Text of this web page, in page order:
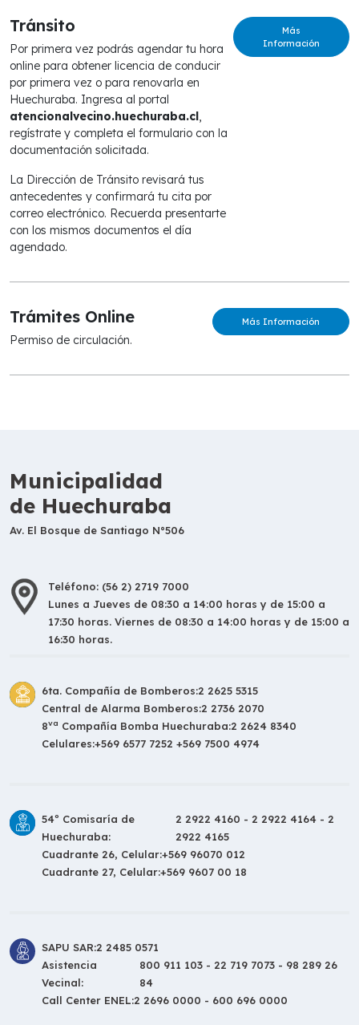
Tránsito
Por primera vez podrás agendar tu hora
online para obtener licencia de conducir
por primera vez o para renovarla en
Huechuraba. Ingresa al portal
atencionalvecino.huechuraba.cl,
regístrate y completa el formulario con la
documentación solicitada.
La Dirección de Tránsito revisará tus
antecedentes y confirmará tu cita por
correo electrónico. Recuerda presentarte
con los mismos documentos el día
agendado.
Más
Información
Trámites Online
Permiso de circulación.
Más Información
Municipalidad
de Huechuraba
Av. El Bosque de Santiago N°506
Teléfono: (56 2) 2719 7000
Lunes a Jueves de 08:30 a 14:00 horas y de 15:00 a
17:30 horas. Viernes de 08:30 a 14:00 horas y de 15:00 a
16:30 horas.
6ta. Compañía de Bomberos:2 2625 5315
Central de Alarma Bomberos:2 2736 2070
8va Compañía Bomba Huechuraba:2 2624 8340
Celulares:+569 6577 7252 +569 7500 4974
54º Comisaría de
Huechuraba:
2 2922 4160 - 2 2922 4164 - 2
2922 4165
Cuadrante 26, Celular:+569 96070 012
Cuadrante 27, Celular:+569 9607 00 18
SAPU SAR:2 2485 0571
Asistencia
Vecinal:
800 911 103 - 22 719 7073 - 98 289 26
84
Call Center ENEL:2 2696 0000 - 600 696 0000